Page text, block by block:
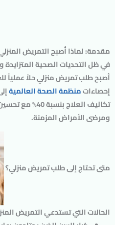
مقدمة: لماذا أصبح التمريض
في ظل التحديات الصحية
أصبحطلب تمريض منزليحلاً عملياً
إحصاءاتمنظمة الصحة العالمية
تكاليف العلاج
ومرضى الأمراض المزمنة.
متى تحتاج إلى طلب تمريض منزلي؟
الحالات التي تستدعي التمريض